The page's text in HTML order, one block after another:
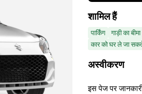
शामिल हैं
पार्किंग गाड़ी का बीमा
कार को घर ले जा
अस्वीकरण
इस पेज पर जानकारी